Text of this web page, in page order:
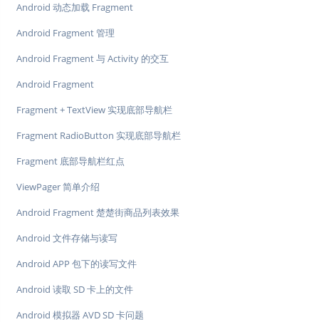
Android 动态加载 Fragment
Android Fragment 管理
Android Fragment 与 Activity 的交互
Android Fragment
Fragment + TextView 实现底部导航栏
Fragment RadioButton 实现底部导航栏
Fragment 底部导航栏红点
ViewPager 简单介绍
Android Fragment 楚楚街商品列表效果
Android 文件存储与读写
Android APP 包下的读写文件
Android 读取 SD 卡上的文件
Android 模拟器 AVD SD 卡问题